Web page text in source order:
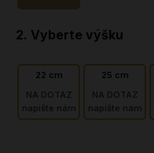
výšku
22 cm
NA DOTAZ
napište nám
25 cm
NA DOTAZ
napište nám